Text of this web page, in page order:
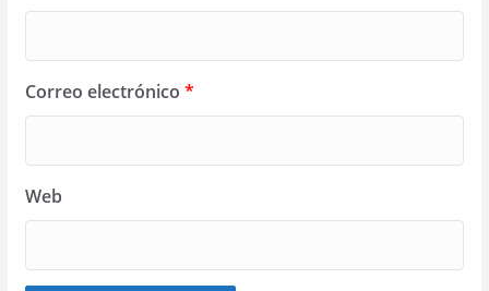
Correo electrónico *
Web